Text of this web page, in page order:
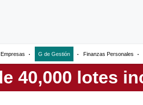
Empresas G de Gestión Finanzas Personales